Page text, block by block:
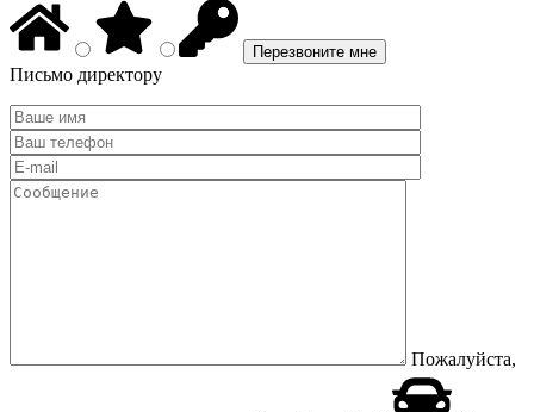
Письмо директору
Пожалуйста,